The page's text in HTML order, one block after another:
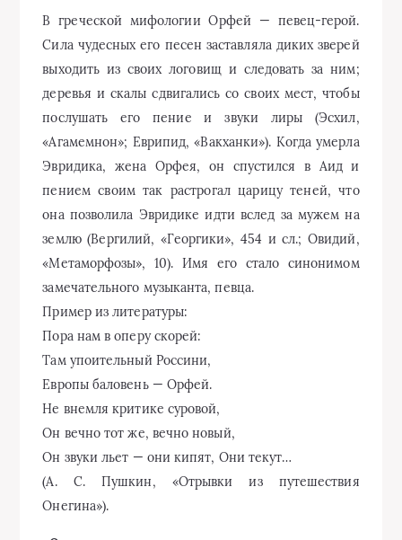
В греческой мифологии Орфей — певец-герой.
Сила чудесных его песен заставляла диких зверей
выходить из своих логовищ и следовать за ним;
деревья и скалы сдвигались со своих мест, чтобы
послушать его пение и звуки лиры (Эсхил,
«Агамемнон»; Еврипид, «Вакханки»). Когда умерла
Эвридика, жена Орфея, он спустился в Аид и
пением своим так растрогал царицу теней, что
она позволила Эвридике идти вслед за мужем на
землю (Вергилий, «Георгики», 454 и сл.; Овидий,
«Метаморфозы», 10). Имя его стало синонимом
замечательного музыканта, певца.
Пример из литературы:
Пора нам в оперу скорей:
Там упоительный Россини,
Европы баловень — Орфей.
Не внемля критике суровой,
Он вечно тот же, вечно новый,
Он звуки льет — они кипят, Они текут…
(А. С. Пушкин, «Отрывки из путешествия
Онегина»).